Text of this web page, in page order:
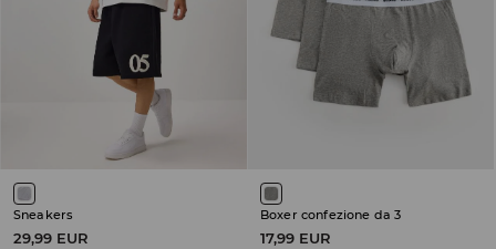
Sneakers
29,99 EUR
Boxer confezione da 3
17,99 EUR